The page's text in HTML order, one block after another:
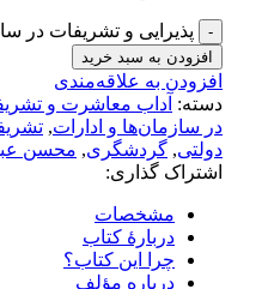
پذیرایی و تشریفات در
افزودن به سبد خرید
افزودن به علاقه‌مندی
دسته: آداب معاشرت و
در سازمان‌ها و ادارات,
دولتی, گردشگری, محسن
اشتراک گذاری:
مشخصات
دربارهٔ کتاب
چرا این کتاب؟
درباره مؤلف